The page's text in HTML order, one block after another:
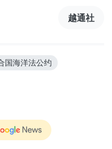
越通社
国海洋法公约